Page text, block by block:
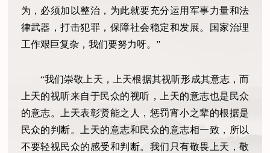
为，必须加以整治，为此就要充分运用军事力量和法
律武器，打击犯罪，保障社会稳定和发展。国家治理
工作艰巨复杂，我们要努力呀。”
“我们崇敬上天，上天根据其视听形成其意志，而
上天的视听来自于民众的视听，上天的意志也是民众
的意志。上天表彰贤能之人，惩罚宵小之辈的根据是
民众的判断。上天的意志和民众的意志相一致，所以
不要轻视民众的感受和判断。我们只有敬畏上天，敬